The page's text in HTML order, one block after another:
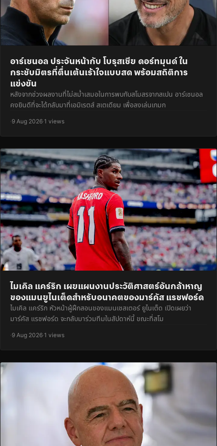
อาร์เซนอล ประจันหน้ากับ โบรุสเซีย ดอร์ทมุนด์ ใน
กระชับมิตรที่ตื่นเต้นเร้าใจแบบสด พร้อมสถิติการ
แข่งขัน
หลังจากช่วงผลงานที่ไม่สม่ำเสมอในการพบกับสโมสรจากสเปน อาร์เซนอล
คงยินดีที่จะได้กลับมาที่เอมิเรตส์ สเตเดียม เพื่อลงเล่นเกมก
·9 Aug 2026·1 views
ไมเคิล แคร์ริก เผยแผนงานประวัติศาสตร์อันกล้าหาญ
ของแมนยูไนเต็ดสำหรับอนาคตของมาร์คัส แรชฟอร์ด
ไมเคิล แคร์ริก หัวหน้าผู้ฝึกสอนของแมนเชสเตอร์ ยูไนเต็ด เปิดเผยว่า
มาร์คัส แรชฟอร์ด จะกลับมาร่วมทีมในสัปดาห์นี้ ขณะที่สโม
·9 Aug 2026·1 views